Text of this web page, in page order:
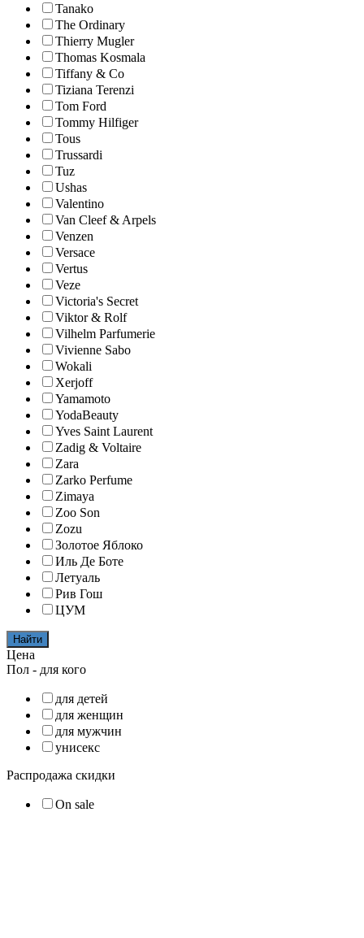
Tanako
The Ordinary
Thierry Mugler
Thomas Kosmala
Tiffany & Co
Tiziana Terenzi
Tom Ford
Tommy Hilfiger
Tous
Trussardi
Tuz
Ushas
Valentino
Van Cleef & Arpels
Venzen
Versace
Vertus
Veze
Victoria's Secret
Viktor & Rolf
Vilhelm Parfumerie
Vivienne Sabo
Wokali
Xerjoff
Yamamoto
YodaBeauty
Yves Saint Laurent
Zadig & Voltaire
Zara
Zarko Perfume
Zimaya
Zoo Son
Zozu
Золотое Яблоко
Иль Де Боте
Летуаль
Рив Гош
ЦУМ
Найти
Цена
Пол - для кого
для детей
для женщин
для мужчин
унисекс
Распродажа скидки
On sale